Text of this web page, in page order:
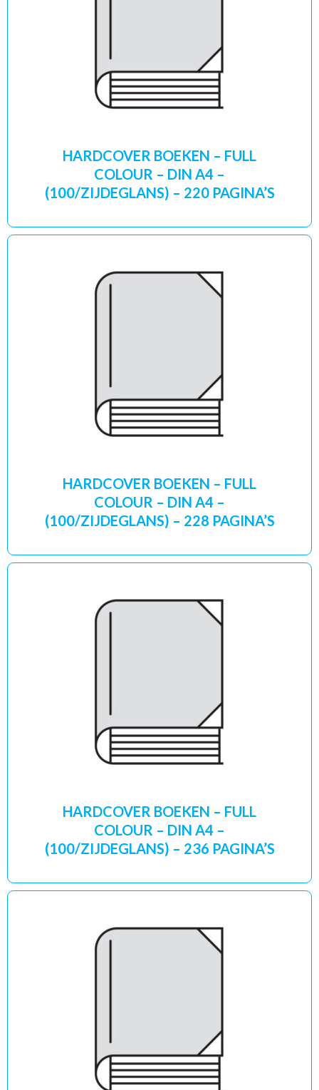
HARDCOVER BOEKEN – FULL
COLOUR – DIN A4 –
(100/ZIJDEGLANS) – 220 PAGINA’S
HARDCOVER BOEKEN – FULL
COLOUR – DIN A4 –
(100/ZIJDEGLANS) – 228 PAGINA’S
HARDCOVER BOEKEN – FULL
COLOUR – DIN A4 –
(100/ZIJDEGLANS) – 236 PAGINA’S